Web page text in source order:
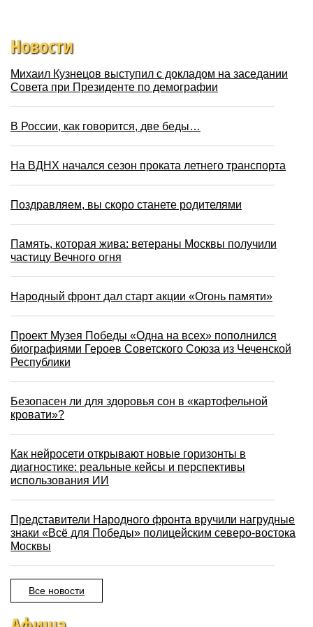
Новости
Михаил Кузнецов выступил с докладом на заседании
Совета при Президенте по демографии
В России, как говорится, две беды…
На ВДНХ начался сезон проката летнего транспорта
Поздравляем, вы скоро станете родителями
Память, которая жива: ветераны Москвы получили
частицу Вечного огня
Народный фронт дал старт акции «Огонь памяти»
Проект Музея Победы «Одна на всех» пополнился
биографиями Героев Советского Союза из Чеченской
Республики
Безопасен ли для здоровья сон в «картофельной
кровати»?
Как нейросети открывают новые горизонты в
диагностике: реальные кейсы и перспективы
использования ИИ
Представители Народного фронта вручили нагрудные
знаки «Всё для Победы» полицейским северо-востока
Москвы
Все новости